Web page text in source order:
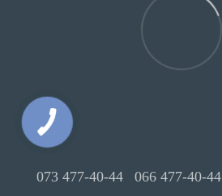
073 477-40-44 066 477-40-44